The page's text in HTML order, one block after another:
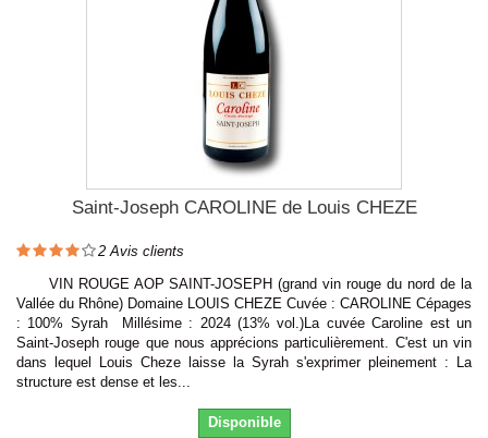
Saint-Joseph CAROLINE de Louis CHEZE
2 Avis clients
VIN ROUGE AOP SAINT-JOSEPH (grand vin rouge du nord de la
Vallée du Rhône) Domaine LOUIS CHEZE Cuvée : CAROLINE Cépages
: 100% Syrah Millésime : 2024 (13% vol.)La cuvée Caroline est un
Saint-Joseph rouge que nous apprécions particulièrement. C'est un vin
dans lequel Louis Cheze laisse la Syrah s'exprimer pleinement : La
structure est dense et les...
Disponible